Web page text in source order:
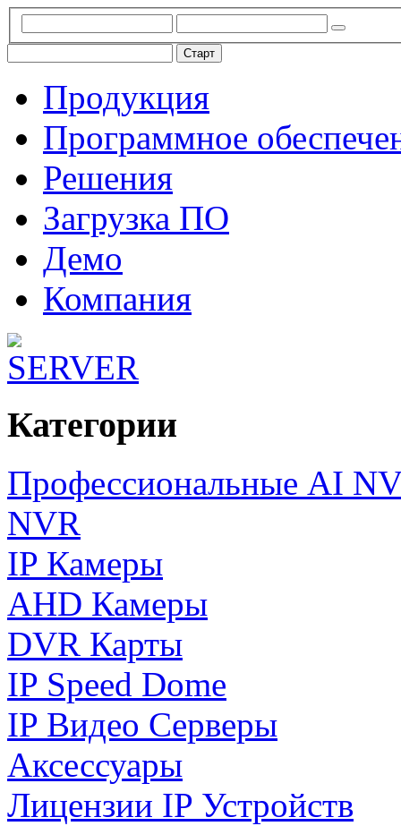
Продукция
Программное
Решения
Загрузка ПО
Демо
Компания
Категории
Профессиональные AI
NVR
IP Камеры
AHD Камеры
DVR Карты
IP Speed Dome
IP Видео Серверы
Аксессуары
Лицензии IP Устройств